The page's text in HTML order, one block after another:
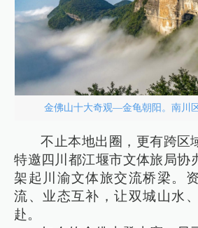
金佛山十大奇观—金龟朝阳。南川
不止本地出圈，更有跨区
特邀四川都江堰市文体旅局协
架起川渝文体旅交流桥梁。
流、业态互补，让双城山水
赴。